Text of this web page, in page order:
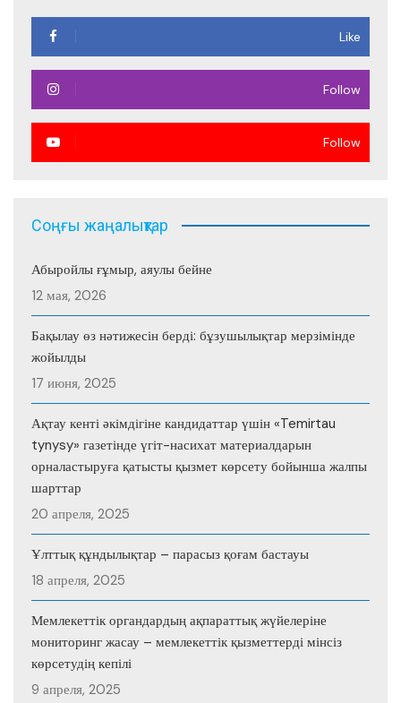
Like
Follow
Follow
Соңғы жаңалықтар
Абыройлы ғұмыр, аяулы бейне
12 мая, 2026
Бақылау өз нәтижесін берді: бұзушылықтар мерзімінде
жойылды
17 июня, 2025
Ақтау кенті әкімдігіне кандидаттар үшін «Temirtau
tynysy» газетінде үгіт-насихат материалдарын
орналастыруға қатысты қызмет көрсету бойынша жалпы
шарттар
20 апреля, 2025
Ұлттық құндылықтар – парасыз қоғам бастауы
18 апреля, 2025
Мемлекеттік органдардың ақпараттық жүйелеріне
мониторинг жасау – мемлекеттік қызметтерді мінсіз
көрсетудің кепілі
9 апреля, 2025